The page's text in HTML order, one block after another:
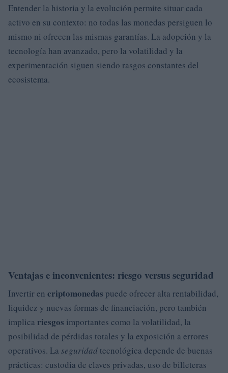
Entender la historia y la evolución permite situar cada
activo en su contexto: no todas las monedas persiguen lo
mismo ni ofrecen las mismas garantías. La adopción y la
tecnología han avanzado, pero la volatilidad y la
experimentación siguen siendo rasgos constantes del
ecosistema.
Ventajas e inconvenientes: riesgo versus seguridad
Invertir en criptomonedas puede ofrecer alta rentabilidad,
liquidez y nuevas formas de financiación, pero también
implica riesgos importantes como la volatilidad, la
posibilidad de pérdidas totales y la exposición a errores
operativos. La seguridad tecnológica depende de buenas
prácticas: custodia de claves privadas, uso de billeteras